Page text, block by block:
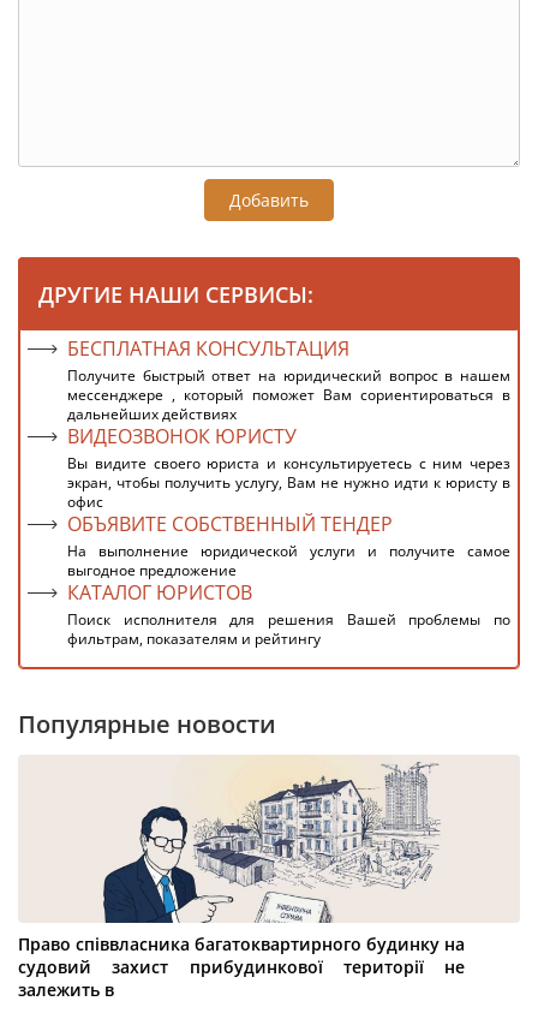
Добавить
ДРУГИЕ НАШИ СЕРВИСЫ:
БЕСПЛАТНАЯ КОНСУЛЬТАЦИЯ
Получите быстрый ответ на юридический вопрос в нашем
мессенджере , который поможет Вам сориентироваться в
дальнейших действиях
ВИДЕОЗВОНОК ЮРИСТУ
Вы видите своего юриста и консультируетесь с ним через
экран, чтобы получить услугу, Вам не нужно идти к юристу в
офис
ОБЪЯВИТЕ СОБСТВЕННЫЙ ТЕНДЕР
На выполнение юридической услуги и получите самое
выгодное предложение
КАТАЛОГ ЮРИСТОВ
Поиск исполнителя для решения Вашей проблемы по
фильтрам, показателям и рейтингу
Популярные новости
Право співвласника багатоквартирного будинку на
судовий захист прибудинкової території не
залежить в